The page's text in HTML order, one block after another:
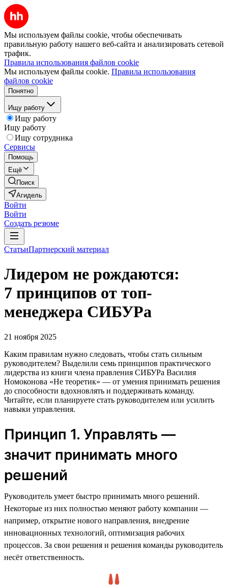
Мы используем файлы cookie, чтобы обеспечивать
правильную работу нашего веб-сайта и анализировать сетевой
трафик.
Правила использования файлов cookie
Мы используем файлы cookie. Правила использования
файлов cookie
Понятно
Ищу работу
Ищу работу
Ищу работу
Ищу сотрудника
Сервисы
Помощь
Ещё
Поиск
Агидель
Войти
Войти
Создать резюме
СтатьиПартнерский материал
Лидером не рождаются:
7 принципов от топ-
менеджера СИБУРа
21 ноября 2025
Каким правилам нужно следовать, чтобы стать сильным
руководителем? Выделили семь принципов практического
лидерства из книги члена правления СИБУРа Василия
Номоконова «Не теоретик» — от умения принимать решения
до способности вдохновлять и поддерживать команду.
Читайте, если планируете стать руководителем или усилить
навыки управления.
Принцип 1. Управлять —
значит принимать много
решений
Руководитель умеет быстро принимать много решений.
Некоторые из них полностью меняют работу компании —
например, открытие нового направления, внедрение
инновационных технологий, оптимизация рабочих
процессов. За свои решения и решения команды руководитель
несёт ответственность.